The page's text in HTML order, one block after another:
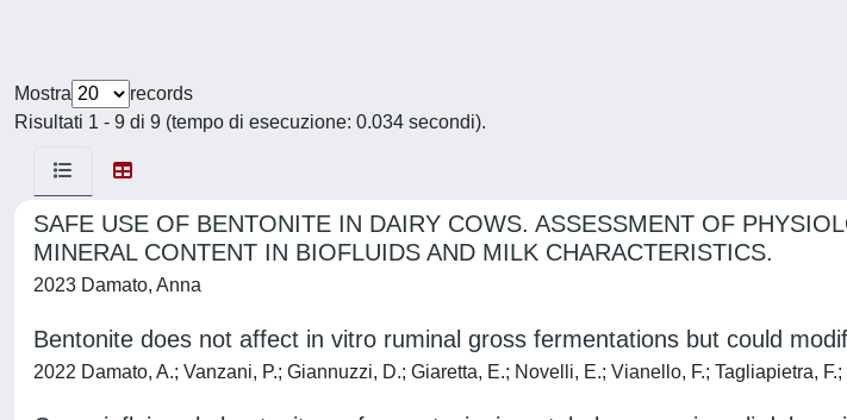
Mostra
records
Risultati 1 - 9 di 9 (tempo di esecuzione: 0.034 secondi).
SAFE USE OF BENTONITE IN DAIRY COWS. ASSESSMENT OF
MINERAL CONTENT IN BIOFLUIDS AND MILK CHARACTERISTICS.
2023 Damato, Anna
Bentonite does not affect in vitro ruminal gross fermentations but could
2022 Damato, A.; Vanzani, P.; Giannuzzi, D.; Giaretta, E.; Novelli, E.; Vianello, F.; Tagliapietra,